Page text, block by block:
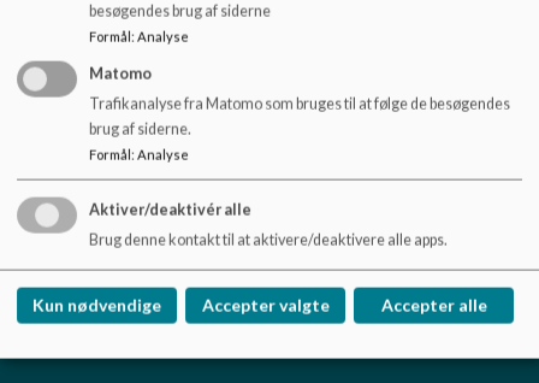
Gitte Mikkelsen
Filstedvejens Skole
Filstedvej 16, 9000 Aalborg
Filstedvejensskole@aalborg.dk
98160033
EAN NR. 5798003746302
Tilgængelighedserklæring
besøgendes brug af siderne
Formål: Analyse
Matomo
Trafikanalyse fra Matomo som bruges til at følge de besøgendes
brug af siderne.
Formål: Analyse
Aktiver/deaktivér alle
Brug denne kontakt til at aktivere/deaktivere alle apps.
Kun nødvendige Accepter valgte Accepter alle